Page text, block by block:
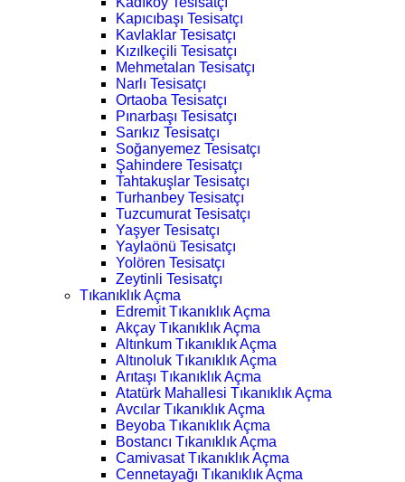
Kapıcıbaşı Tesisatçı
Kavlaklar Tesisatçı
Kızılkeçili Tesisatçı
Mehmetalan Tesisatçı
Narlı Tesisatçı
Ortaoba Tesisatçı
Pınarbaşı Tesisatçı
Sarıkız Tesisatçı
Soğanyemez Tesisatçı
Şahindere Tesisatçı
Tahtakuşlar Tesisatçı
Turhanbey Tesisatçı
Tuzcumurat Tesisatçı
Yaşyer Tesisatçı
Yaylaönü Tesisatçı
Yolören Tesisatçı
Zeytinli Tesisatçı
Tıkanıklık Açma
Edremit Tıkanıklık Açma
Akçay Tıkanıklık Açma
Altınkum Tıkanıklık Açma
Altınoluk Tıkanıklık Açma
Arıtaşı Tıkanıklık Açma
Atatürk Mahallesi Tıkanıklık Açma
Avcılar Tıkanıklık Açma
Beyoba Tıkanıklık Açma
Bostancı Tıkanıklık Açma
Camivasat Tıkanıklık Açma
Cennetayağı Tıkanıklık Açma